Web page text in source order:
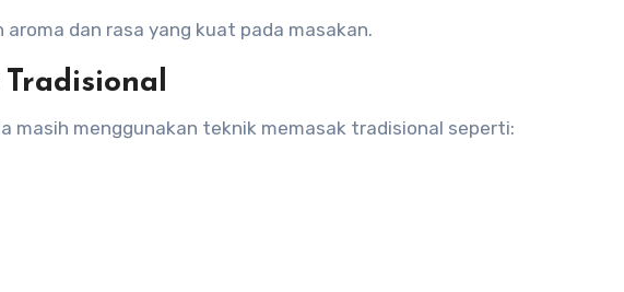
dan rasa yang kuat pada masakan.
masih menggunakan teknik memasak tradisional seperti: